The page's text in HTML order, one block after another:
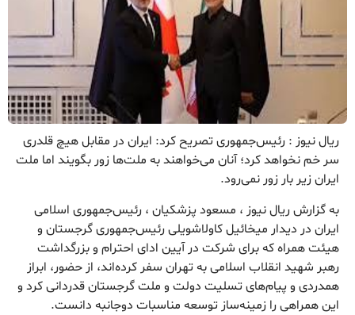
ریال نیوز : رئیس‌جمهوری تصریح کرد: ایران در مقابل هیچ قلدری
سر خم نخواهد کرد؛ آنان می‌خواهند به ملت‌ها زور بگویند اما ملت
ایران زیر بار زور نمی‌رود.
به گزارش ریال نیوز ، مسعود پزشکیان ، رئیس‌جمهوری اسلامی
ایران در دیدار میخائیل کاولاشویلی رئیس‌جمهوری گرجستان و
هیئت همراه که برای شرکت در آیین ادای احترام و بزرگداشت
رهبر شهید انقلاب اسلامی به تهران سفر کرده‌اند، از حضور، ابراز
همدردی و پیام‌های تسلیت دولت و ملت گرجستان قدردانی کرد و
این همراهی را زمینه‌ساز توسعه مناسبات دوجانبه دانست.